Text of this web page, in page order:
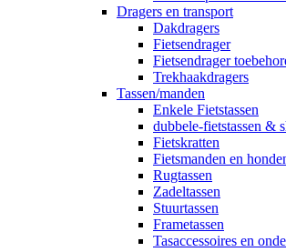
Dragers en transport
Dakdragers
Fietsendrager
Fietsendrager
Trekhaakdragers
Tassen/manden
Enkele Fietstassen
dubbele-fietstassen &
Fietskratten
Fietsmanden en
Rugtassen
Zadeltassen
Stuurtassen
Frametassen
Tasaccessoires en